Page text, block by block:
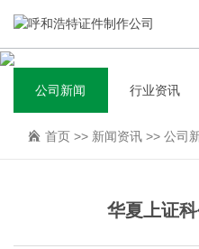
公司新闻 行业资讯
首页 >> 新闻资讯 >> 公司
华夏上证